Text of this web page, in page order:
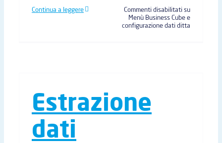
Continua a leggere Commenti disabilitatisu
Menù Business Cube e
configurazione dati ditta
Estrazione
dati